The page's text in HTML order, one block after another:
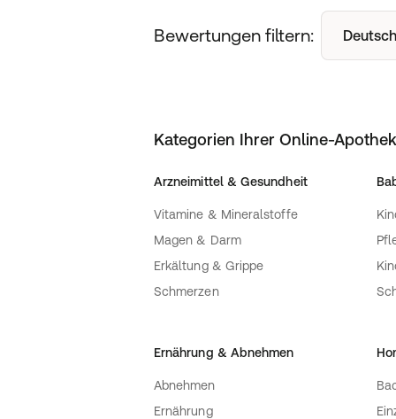
Bewertungen filtern:
Kategorien Ihrer Online-
Arzneimittel & Gesundheit
Vitamine & Mineralstoffe
Magen & Darm
Erkältung & Grippe
Schmerzen
Ernährung & Abnehmen
Abnehmen
Ernährung